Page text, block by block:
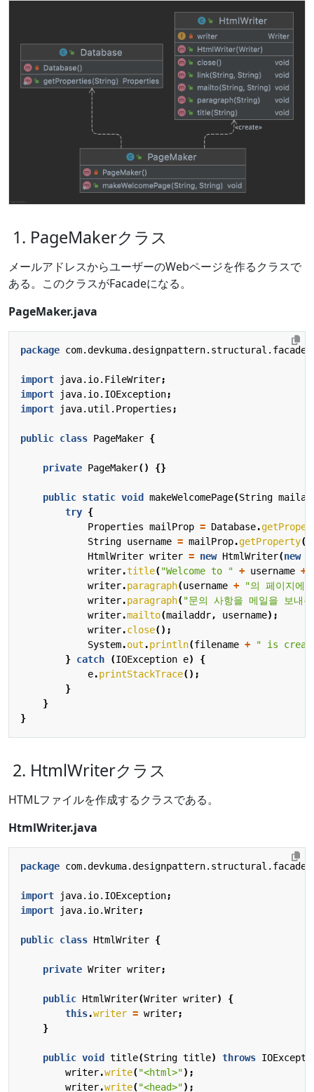
1. PageMakerクラス
メールアドレスからユーザーのWebページを作るクラスで
ある。このクラスがFacadeになる。
PageMaker.java
package
import java.io.FileWriter;
import
java.io.IOException;
import
java.util.Properties ;
public class PageMaker {
private PageMaker() {}
public static void makeWelcomePage(String
try {
Properties mailProp = Database.
String username = mailProp.getProperty(
HtmlWriter writer = new HtmlWriter(new
writer.title("Welcome to " + username +
writer.paragraph(username +
"의 페이지에
writer.paragraph("문의 사항을 메일을 보내
writer.mailto(mailaddr, username);
writer.close();
System.out .println(filename +
" is
} catch (IOException e)
{
e.printStackTrace();
}
}
}
2. HtmlWriterクラス
HTMLファイルを作成するクラスである。
HtmlWriter.java
package
import java.io.IOException;
import
java.io.Writer;
public class HtmlWriter {
private Writer writer;
public HtmlWriter(Writer writer)
{
this.writer = writer;
}
public void title(String title) throws
writer.write("<html>");
writer.write("<head>");